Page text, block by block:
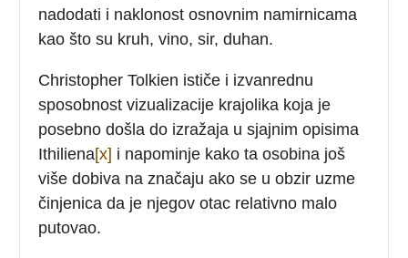
nadodati i naklonost osnovnim namirnicama
kao što su kruh, vino, sir, duhan.
Christopher Tolkien ističe i izvanrednu
sposobnost vizualizacije krajolika koja je
posebno došla do izražaja u sjajnim opisima
Ithiliena[x] i napominje kako ta osobina još
više dobiva na značaju ako se u obzir uzme
činjenica da je njegov otac relativno malo
putovao.